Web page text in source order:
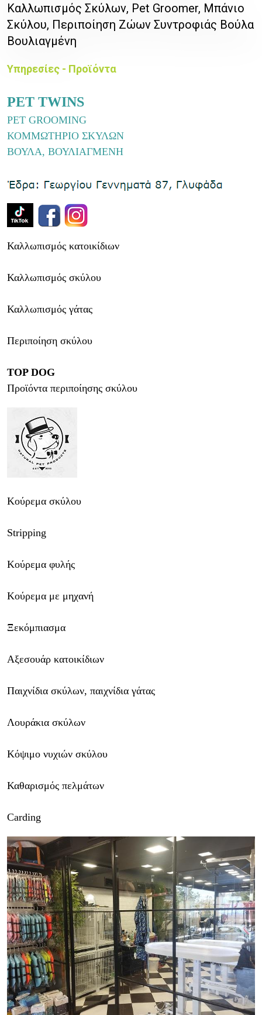
Καλλωπισμός Σκύλων, Pet Groomer, Μπάνιο
Σκύλου, Περιποίηση Ζώων Συντροφιάς Βούλα
Βουλιαγμένη
Υπηρεσίες - Προϊόντα
PET TWINS
PET GROOMING
ΚΟΜΜΩΤΗΡΙΟ ΣΚΥΛΩΝ
ΒΟΥΛΑ, ΒΟΥΛΙΑΓΜΕΝΗ
Καλλωπισμός κατοικίδιων
Καλλωπισμός σκύλου
Καλλωπισμός γάτας
Περιποίηση σκύλου
TOP DOG
Προϊόντα περιποίησης σκύλου
Κούρεμα σκύλου
Stripping
Κούρεμα φυλής
Κούρεμα με μηχανή
Ξεκόμπιασμα
Αξεσουάρ κατοικίδιων
Παιχνίδια σκύλων, παιχνίδια γάτας
Λουράκια σκύλων
Κόψιμο νυχιών σκύλου
Καθαρισμός πελμάτων
Carding